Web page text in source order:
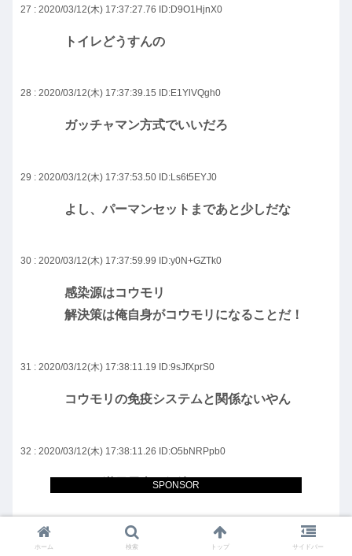
SPONSOR
27 : 2020/03/12(木) 17:37:27.76 ID:D9O1HjnX0
トイレどうすんの
28 : 2020/03/12(木) 17:37:39.15 ID:E1YlVQgh0
ガッチャマン方式でいいだろ
29 : 2020/03/12(木) 17:37:53.50 ID:Ls6t5EYJ0
よし、パーマンセットまであと少しだな
30 : 2020/03/12(木) 17:37:59.99 ID:y0N+GZTk0
感染源はコウモリ
解決策は俺自身がコウモリになることだ！
31 : 2020/03/12(木) 17:38:11.19 ID:9sJfXprS0
コウモリの免疫システムと関係ないやん
32 : 2020/03/12(木) 17:38:11.26 ID:O5bNRPpb0
これで満員電車も解決だな
33 : 2020/03/12(木) 17:38:15.95 ID:le+wr9KK0
ホーム 検索 トップ サイドバー